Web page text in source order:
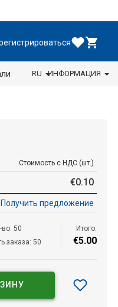
RU ИНФОРМАЦИЯ
Стоимость с НДС (шт.)
€0.10
Получить предложение
50
заказа: 50
Итого:
€5.00